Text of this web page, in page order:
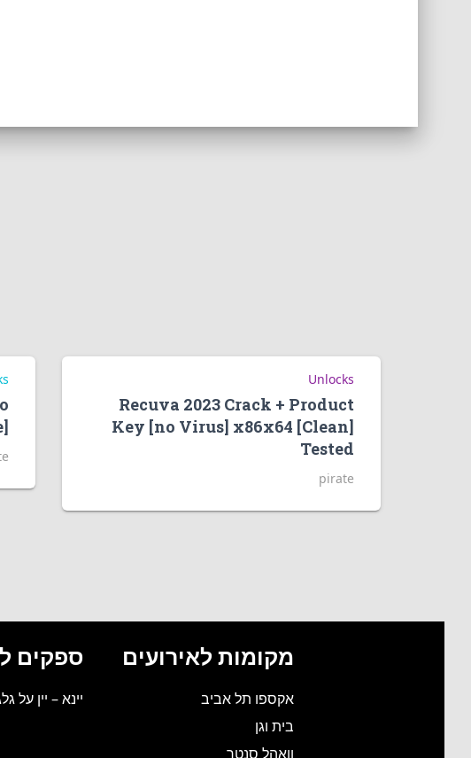
Unlocks
Recuva 2023 Crack + Product
Key [no Virus] x86x64 [Clean]
Tested
pirate
מקומות לאירועים
אקספו תל אביב
בית וגן
וואהל סנטר
ספקים
יינא – יין על